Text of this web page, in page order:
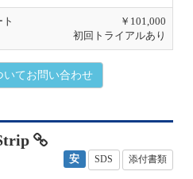
￥101,000
初回トライアルあり
いてお問い合わせ
安 SDS 添付書類